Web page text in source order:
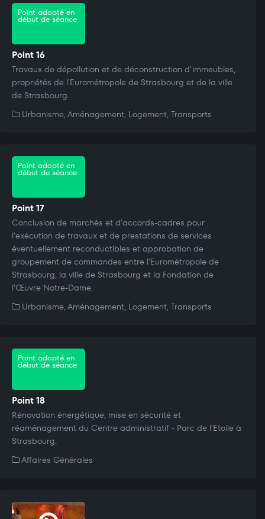
Point adopté en
début de séance
Point 16
Travaux de dépollution et de déconstruction d'immeubles,
propriétés de l'Eurométropole de Strasbourg et de la ville
de Strasbourg.
Urbanisme, Aménagement, Logement, Transports
Point adopté en
début de séance
Point 17
Conclusion de marchés et d'accords-cadres pour
l'exécution de travaux et de prestations de services
éventuellement reconductibles et approbation de
groupement de commandes entre l'Eurométropole de
Strasbourg, la ville de Strasbourg et la Fondation de
l'Œuvre Notre-Dame.
Urbanisme, Aménagement, Logement, Transports
Point adopté en
début de séance
Point 18
Rénovation énergétique, mise en sécurité et
réaménagement du Centre administratif - Parc de l'Etoile à
Strasbourg.
Affaires Générales